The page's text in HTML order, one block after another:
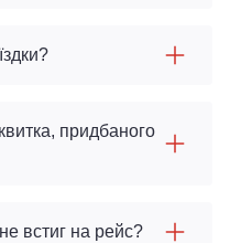
придбаного
встиг на рейс?